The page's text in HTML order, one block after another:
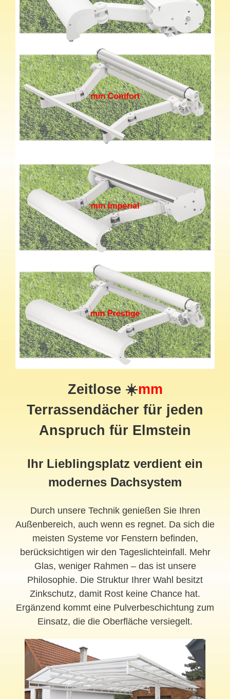
Zeitlose ☀️mm
Terrassendächer für jeden
Anspruch für Elmstein
Ihr Lieblingsplatz verdient ein
modernes Dachsystem
Durch unsere Technik genießen Sie Ihren
Außenbereich, auch wenn es regnet. Da sich die
meisten Systeme vor Fenstern befinden,
berücksichtigen wir den Tageslichteinfall. Mehr
Glas, weniger Rahmen – das ist unsere
Philosophie. Die Struktur Ihrer Wahl besitzt
Zinkschutz, damit Rost keine Chance hat.
Ergänzend kommt eine Pulverbeschichtung zum
Einsatz, die die Oberfläche versiegelt.